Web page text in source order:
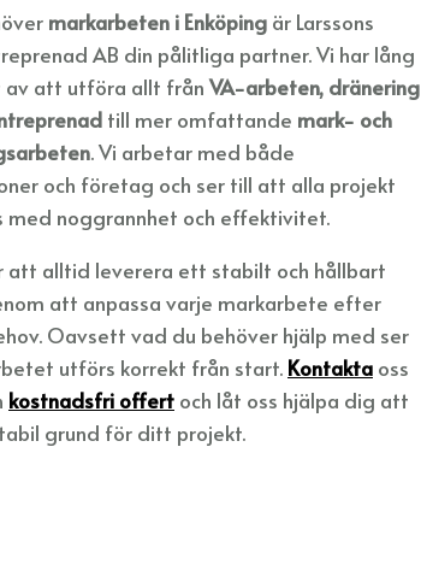
markarbeten i Enköping är Larssons
AB din pålitliga partner. Vi har lång
av att utföra allt frånVA-arbeten, dränering
till mer omfattande mark- och
. Vi arbetar med både
och företag och ser till att alla projekt
med noggrannhet och effektivitet.
att alltid leverera ett stabilt och hållbart
att anpassa varje markarbete efter
Oavsett vad du behöver hjälp med ser
utförs korrekt från start. Kontakta oss
kostnadsfri offert och låt oss hjälpa dig att
grund för ditt projekt.